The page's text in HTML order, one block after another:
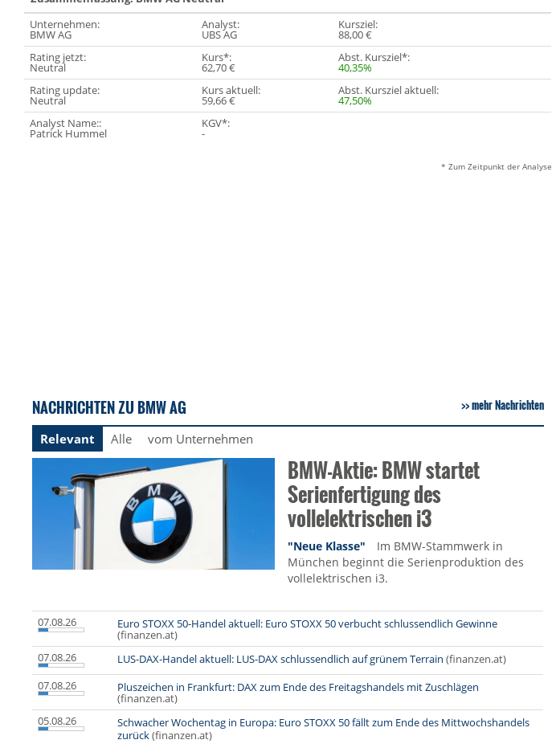
Unternehmen:
BMW AG
Analyst:
UBS AG
Kursziel:
88,00 €
Rating jetzt:
Neutral
Kurs*:
62,70 €
Abst. Kursziel*:
40,35%
Rating update:
Neutral
Kurs aktuell:
59,66 €
Abst. Kursziel aktuell:
47,50%
Analyst Name::
Patrick Hummel
KGV*:
-
* Zum Zeitpunkt der Analyse
NACHRICHTEN ZU BMW AG mehr Nachrichten
Relevant Alle vom Unternehmen
BMW-Aktie: BMW startet
Serienfertigung des
vollelektrischen i3
"Neue Klasse"
Im BMW-Stammwerk in
München beginnt die Serienproduktion des
vollelektrischen i3.
07.08.26 Euro STOXX 50-Handel aktuell: Euro STOXX 50 verbucht schlussendlich Gewinne
(finanzen.at)
07.08.26
LUS-DAX-Handel aktuell: LUS-DAX schlussendlich auf grünem Terrain (finanzen.at)
07.08.26
Pluszeichen in Frankfurt: DAX zum Ende des Freitagshandels mit Zuschlägen
(finanzen.at)
05.08.26
Schwacher Wochentag in Europa: Euro STOXX 50 fällt zum Ende des Mittwochshandels
zurück(finanzen.at)